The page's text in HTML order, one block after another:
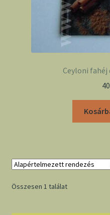
Ceyloni
Összesen 1 találat